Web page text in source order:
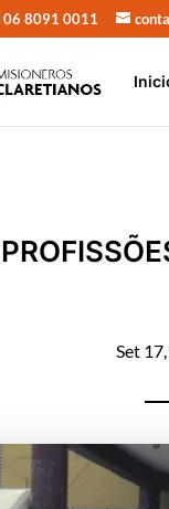
06 8091 0011
Set